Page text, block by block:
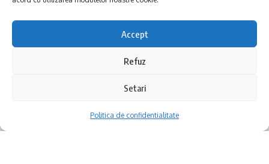
Accept
Refuz
Setari
Politica de confidentialitate
lacuri, cele mai vechi orașe,
multe etnii, CELE MAI
Actualitate
Dobrogea PE BUNE
Istorie și civilizaţie